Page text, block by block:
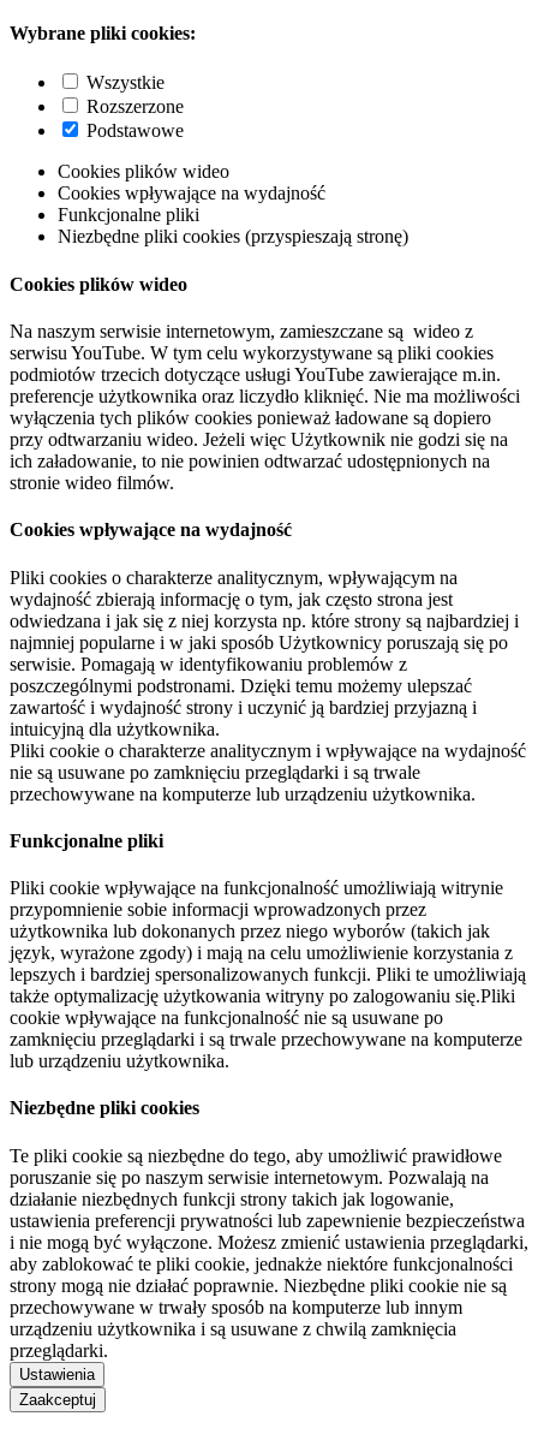
Wybrane pliki cookies:
Wszystkie
Rozszerzone
Podstawowe
Cookies plików wideo
Cookies wpływające na wydajność
Funkcjonalne pliki
Niezbędne pliki cookies (przyspieszają stronę)
Cookies plików wideo
Na naszym serwisie internetowym, zamieszczane są wideo z
serwisu YouTube. W tym celu wykorzystywane są pliki cookies
podmiotów trzecich dotyczące usługi YouTube zawierające m.in.
preferencje użytkownika oraz liczydło kliknięć. Nie ma możliwości
wyłączenia tych plików cookies ponieważ ładowane są dopiero
przy odtwarzaniu wideo. Jeżeli więc Użytkownik nie godzi się na
ich załadowanie, to nie powinien odtwarzać udostępnionych na
stronie wideo filmów.
Cookies wpływające na wydajność
Pliki cookies o charakterze analitycznym, wpływającym na
wydajność zbierają informację o tym, jak często strona jest
odwiedzana i jak się z niej korzysta np. które strony są najbardziej i
najmniej popularne i w jaki sposób Użytkownicy poruszają się po
serwisie. Pomagają w identyfikowaniu problemów z
poszczególnymi podstronami. Dzięki temu możemy ulepszać
zawartość i wydajność strony i uczynić ją bardziej przyjazną i
intuicyjną dla użytkownika.
Pliki cookie o charakterze analitycznym i wpływające na wydajność
nie są usuwane po zamknięciu przeglądarki i są trwale
przechowywane na komputerze lub urządzeniu użytkownika.
Funkcjonalne pliki
Pliki cookie wpływające na funkcjonalność umożliwiają witrynie
przypomnienie sobie informacji wprowadzonych przez
użytkownika lub dokonanych przez niego wyborów (takich jak
język, wyrażone zgody) i mają na celu umożliwienie korzystania z
lepszych i bardziej spersonalizowanych funkcji. Pliki te umożliwiają
także optymalizację użytkowania witryny po zalogowaniu się.Pliki
cookie wpływające na funkcjonalność nie są usuwane po
zamknięciu przeglądarki i są trwale przechowywane na komputerze
lub urządzeniu użytkownika.
Niezbędne pliki cookies
Te pliki cookie są niezbędne do tego, aby umożliwić prawidłowe
poruszanie się po naszym serwisie internetowym. Pozwalają na
działanie niezbędnych funkcji strony takich jak logowanie,
ustawienia preferencji prywatności lub zapewnienie bezpieczeństwa
i nie mogą być wyłączone. Możesz zmienić ustawienia przeglądarki,
aby zablokować te pliki cookie, jednakże niektóre funkcjonalności
strony mogą nie działać poprawnie. Niezbędne pliki cookie nie są
przechowywane w trwały sposób na komputerze lub innym
urządzeniu użytkownika i są usuwane z chwilą zamknięcia
przeglądarki.
Ustawienia
Zaakceptuj